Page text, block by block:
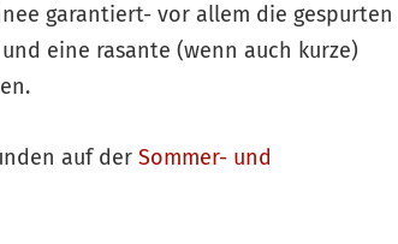
garantiert- vor allem die gespurten
eine rasante (wenn auch kurze)
auf der Sommer- und